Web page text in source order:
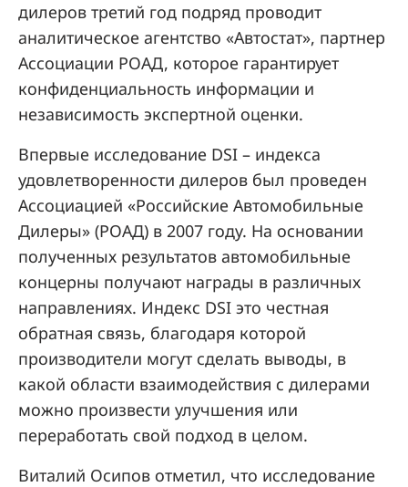
дилеров третий год подряд проводит
аналитическое агентство «Автостат», партнер
Ассоциации РОАД, которое гарантирует
конфиденциальность информации и
независимость экспертной оценки.
Впервые исследование DSI – индекса
удовлетворенности дилеров был проведен
Ассоциацией «Российские Автомобильные
Дилеры» (РОАД) в 2007 году. На основании
полученных результатов автомобильные
концерны получают награды в различных
направлениях. Индекс DSI это честная
обратная связь, благодаря которой
производители могут сделать выводы, в
какой области взаимодействия с дилерами
можно произвести улучшения или
переработать свой подход в целом.
Виталий Осипов отметил, что исследование